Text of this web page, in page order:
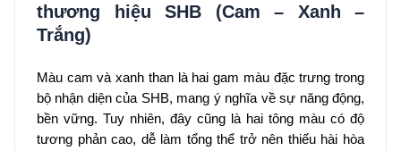
thương hiệu SHB (Cam – Xanh –
Trắng)
Màu cam và xanh than là hai gam màu đặc trưng trong
bộ nhận diện của SHB, mang ý nghĩa về sự năng động,
bền vững. Tuy nhiên, đây cũng là hai tông màu có độ
tương phản cao, dễ làm tổng thể trở nên thiếu hài hòa